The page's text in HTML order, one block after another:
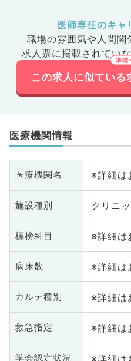
医師専任のキャ
職場の雰囲気や人間関
求人票に掲載されてい
この求人に似ている
医療機関情報
医療機関名 ※詳細は
施設種別 クリニ
標榜科目 ※詳細は
病床数 ※詳細は
カルテ種別 ※詳細は
救急指定 ※詳細は
学会認定状況 ※詳細は